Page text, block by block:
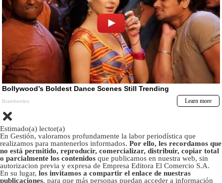
Estimado(a) lector(a)
En Gestión, valoramos profundamente la labor periodística que
realizamos para mantenerlos informados. Por ello, les recordamos que
no está permitido, reproducir, comercializar, distribuir, copiar total
o parcialmente los contenidos que publicamos en nuestra web, sin
autorizacion previa y expresa de Empresa Editora El Comercio S.A.
En su lugar, los invitamos a compartir el enlace de nuestras
publicaciones, para que más personas puedan acceder a información